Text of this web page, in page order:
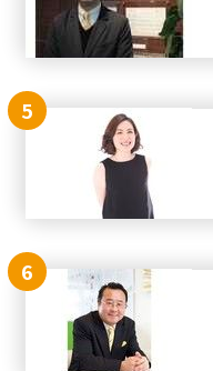
5
6